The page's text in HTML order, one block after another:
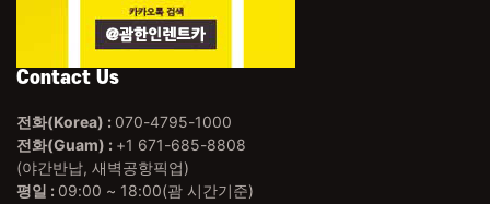
Contact Us
전화(Korea) : 070-4795-1000
전화(Guam) : +1 671-685-8808
(야간반납, 새벽공항픽업)
평일 : 09:00 ~ 18:00(괌 시간기준)